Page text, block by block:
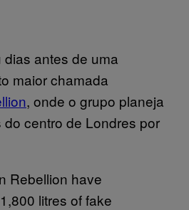
antes de uma
maior chamada
, onde o grupo planeja
centro de Londres por
Rebellion have
litres of fake